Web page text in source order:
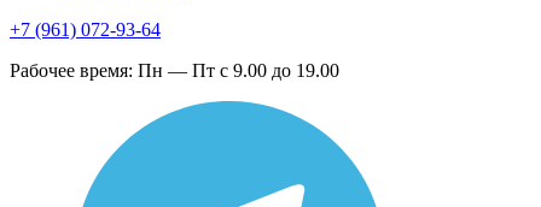
+7 (961) 072-93-64
Рабочее время: Пн — Пт с 9.00 до 19.00